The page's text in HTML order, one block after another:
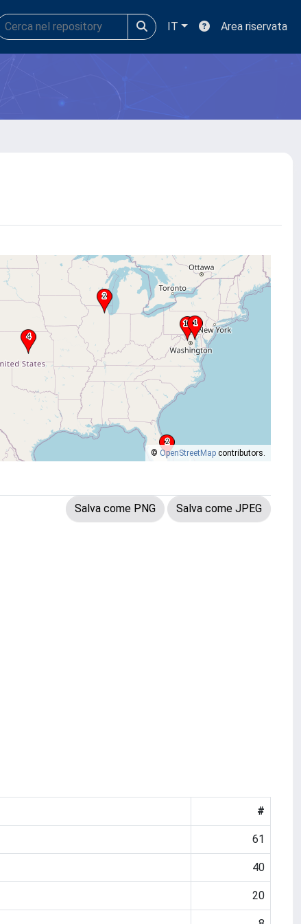
IT Area riservata
© OpenStreetMap contributors.
Salva come PNG Salva come JPEG
#
61
40
20